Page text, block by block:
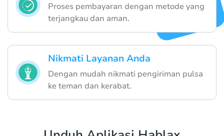
Proses pembayaran dengan metode yang
terjangkau dan aman.
Nikmati Layanan Anda
Dengan mudah nikmati pengiriman pulsa
ke teman dan kerabat.